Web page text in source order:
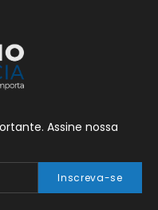
Assine nossa
Inscreva-se